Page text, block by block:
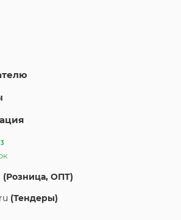
(Розница, ОПТ)
(Тендеры)